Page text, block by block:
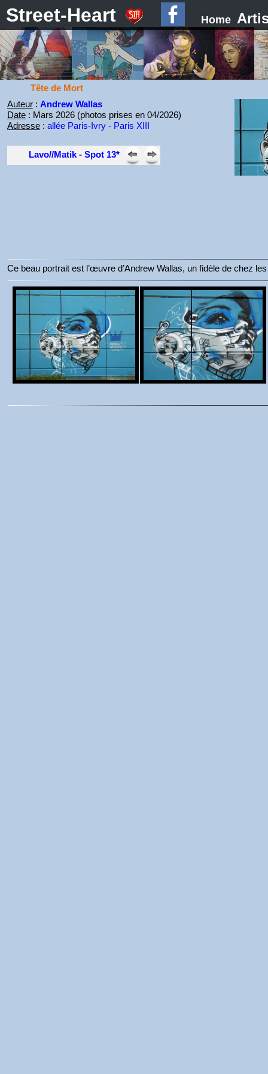
Street-Heart Home
Tête de Mort
Auteur: Andrew Wallas
Date: Mars 2026 (photos prises en 04/2026)
Adresse: allée Paris-Ivry - Paris XIII
Lavo//Matik - Spot 13*
Ce beau portrait est l’œuvre d’Andrew Wallas, un fidèle de chez